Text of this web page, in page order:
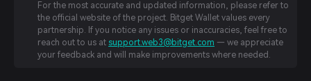
For the most accurate and updated information, please refer to
the official website of the project. Bitget Wallet values every
partnership. If you notice any issues or inaccuracies, feel free to
reach out to us at support.web3@bitget.com — we appreciate
your feedback and will make improvements where needed.